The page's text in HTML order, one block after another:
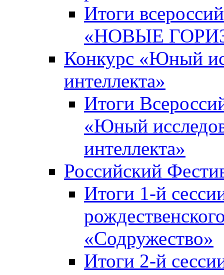
Итоги
«НОВЫЕ
Конкурс «Юный
интеллекта»
Итоги
«Юный
интеллекта»
Российский
Итоги 1-й
«Содружество»
Итоги 2-й